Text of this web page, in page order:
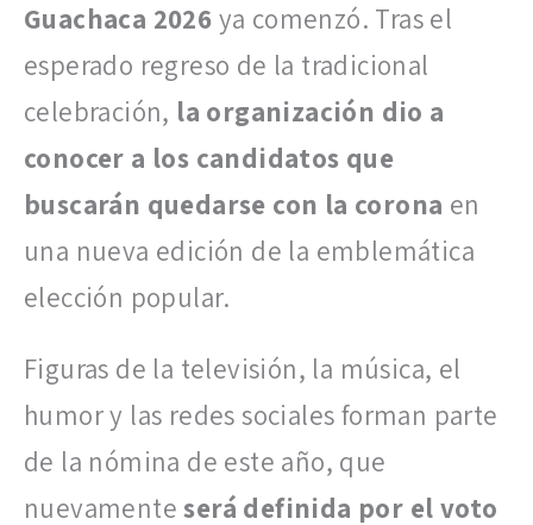
Guachaca 2026 ya comenzó. Tras el
esperado regreso de la tradicional
celebración, la organización dio a
conocer a los candidatos que
buscarán quedarse con la corona en
una nueva edición de la emblemática
elección popular.
Figuras de la televisión, la música, el
humor y las redes sociales forman parte
de la nómina de este año, que
nuevamenteserá definida por el voto